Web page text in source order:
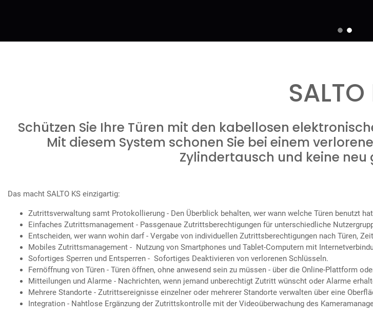
SALTO
Schützen Sie Ihre Türen mit den kabellosen
Mit diesem System schonen Sie bei einem
Zylindertausch und keine
Das macht SALTO KS einzigartig:
Zutrittsverwaltung samt Protokollierung - Den Überblick behalten, wer wann welche Türen benutzt
Einfaches Zutrittsmanagement - Passgenaue Zutrittsberechtigungen für unterschiedliche
Entscheiden, wer wann wohin darf - Vergabe von individuellen Zutrittsberechtigungen nach Türen,
Mobiles Zutrittsmanagement - Nutzung von Smartphones und Tablet-Computern mit
Sofortiges Sperren und Entsperren - Sofortiges Deaktivieren von verlorenen Schlüsseln.
Fernöffnung von Türen - Türen öffnen, ohne anwesend sein zu müssen - über die Online-Plattform
Mitteilungen und Alarme - Nachrichten, wenn jemand unberechtigt Zutritt wünscht oder Alarme
Mehrere Standorte - Zutrittsereignisse einzelner oder mehrerer Standorte verwalten über eine
Integration - Nahtlose Ergänzung der Zutrittskontrolle mit der Videoüberwachung des